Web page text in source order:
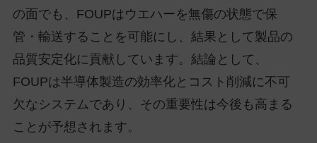
の面でも、FOUPはウエハーを無傷の状態で保
管・輸送することを可能にし、結果として製品の
品質安定化に貢献しています。結論として、
FOUPは半導体製造の効率化とコスト削減に不可
欠なシステムであり、その重要性は今後も高まる
ことが予想されます。